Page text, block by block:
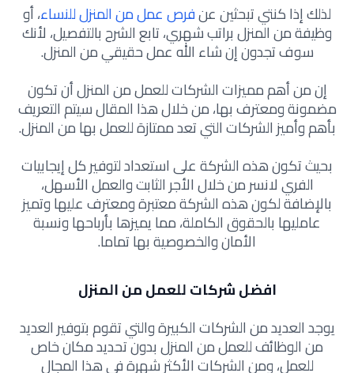
لذلك إذا كنتي تبحثين عنفرص عمل من المنزل للنساء، أو
وظيفة من المنزل براتب شهري، تابع الشرح بالتفصيل، لأنك
سوف تجدون إن شاء الله عمل حقيقي من المنزل.
إن من أهم مميزات الشركات للعمل من المنزل أن تكون
مضمونة ومعترف بها، من خلال هذا المقال سيتم التعريف
بأهم وأميز الشركات التي تعد ممتازة للعمل بها من المنزل.
بحيث تكون هذه الشركة على استعداد لتوفير كل إيجابيات
الفري لانسر من خلال الأجر الثابت والعمل الأسهل،
بالإضافة لكون هذه الشركة معتبرة ومعترف عليها وتميز
عامليها بالحقوق الكاملة، مما يميزها بأرباحها ونسبة
الأمان والخصوصية بها تماما.
افضل شركات للعمل من المنزل
يوجد العديد من الشركات الكبيرة والتي تقوم بتوفير العديد
من الوظائف للعمل من المنزل بدون تحديد مكان خاص
للعمل، ومن الشركات الأكثر شهرة في هذا المجال